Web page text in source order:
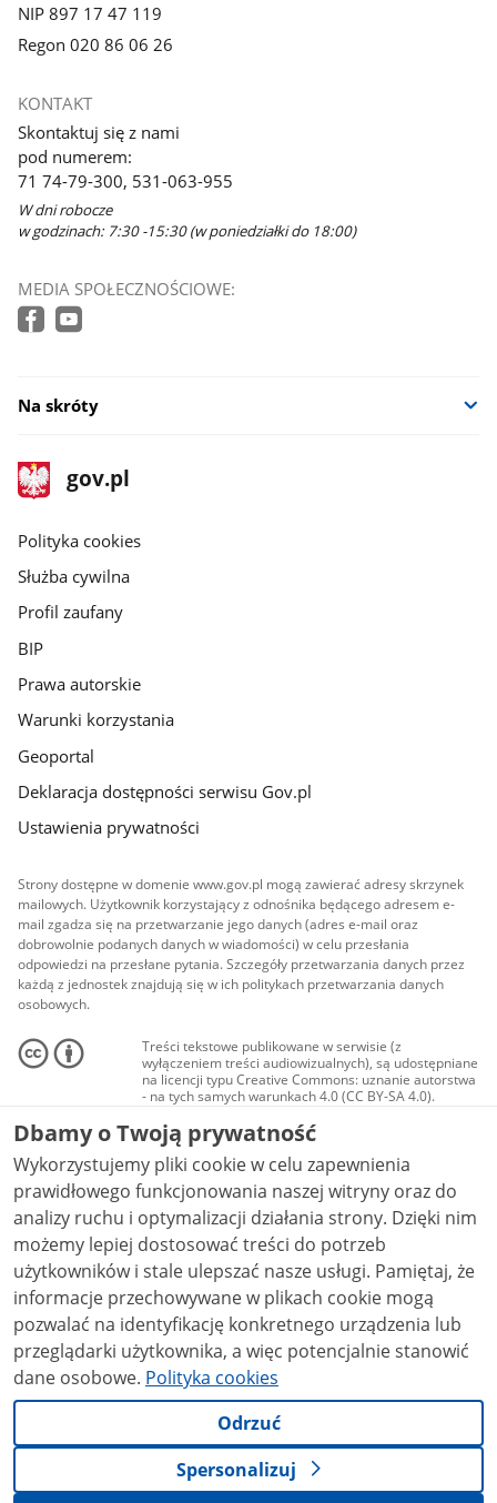
NIP 897 17 47 119
Regon 020 86 06 26
KONTAKT
Skontaktuj się z nami
pod numerem:
71 74-79-300, 531-063-955
W dni robocze
w godzinach: 7:30 -15:30 (w poniedziałki do 18:00)
MEDIA SPOŁECZNOŚCIOWE:
Na skróty
stopka
gov.pl
Strona
gov.pl
gov.pl
Polityka cookies
Służba cywilna
Profil zaufany
BIP
Prawa autorskie
Warunki korzystania
Geoportal
Deklaracja dostępności serwisu Gov.pl
Ustawienia prywatności
Strony dostępne w domenie www.gov.pl mogą zawierać adresy skrzynek
mailowych. Użytkownik korzystający z odnośnika będącego adresem e-
mail zgadza się na przetwarzanie jego danych (adres e-mail oraz
dobrowolnie podanych danych w wiadomości) w celu przesłania
odpowiedzi na przesłane pytania. Szczegóły przetwarzania danych przez
każdą z jednostek znajdują się w ich politykach przetwarzania danych
osobowych.
Treści tekstowe publikowane w serwisie (z
wyłączeniem treści audiowizualnych), są udostępniane
na licencji typu Creative Commons: uznanie autorstwa
- na tych samych warunkach 4.0 (CC BY-SA 4.0).
Materiały audiowizualne, w tym zdjęcia, materiały
audio i wideo, są udostępniane na licencji typu
Creative Commons: uznanie autorstwa użycie
niekomercyjne - bez utworów zależnych 4.0 (CC BY-
NC-ND 4.0), o ile nie jest to stwierdzone inaczej.
Dbamy o Twoją prywatność
Wykorzystujemy pliki cookie w celu zapewnienia
prawidłowego funkcjonowania naszej witryny oraz do
analizy ruchu i optymalizacji działania strony. Dzięki nim
możemy lepiej dostosować treści do potrzeb
użytkowników i stale ulepszać nasze usługi. Pamiętaj, że
informacje przechowywane w plikach cookie mogą
pozwalać na identyfikację konkretnego urządzenia lub
przeglądarki użytkownika, a więc potencjalnie stanowić
dane osobowe. Polityka cookies
Odrzuć
Spersonalizuj